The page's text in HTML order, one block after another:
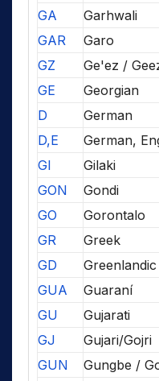
GA
Garhwali
GAR
Garo
GZ
Ge'ez /
GE
Georgian
D
German
D,E
German,
GI
Gilaki
GON
Gondi
GO
Gorontalo
GR
Greek
GD
GUA
Guaraní
GU
Gujarati
GJ
Gujari/Gojri
GUN
Gungbe /